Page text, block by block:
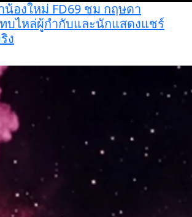
องใหม่ FD69 ชม กฤษดา
บไหล่ผู้กำกับและนักแสดงแชร์
ง